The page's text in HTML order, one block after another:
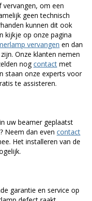
vervangen, om een
geen technisch
kunnen dit ook
kijkje op onze pagina
vervangen en dan
Onze klanten nemen
nogcontact met
staan onze experts voor
te assisteren.
uw beamer geplaatst
Neem dan even contact
Het installeren van de
garantie en service op